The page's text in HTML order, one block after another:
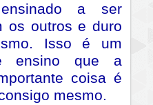
a ser
os outros e duro
Isso é um
ensino que a
coisa é
mesmo.